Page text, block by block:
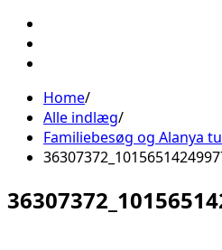
Home
Alle indlæg
Familiebesøg og Alanya